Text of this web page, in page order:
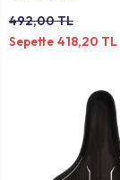
492,00 TL
Sepette 418,20 TL